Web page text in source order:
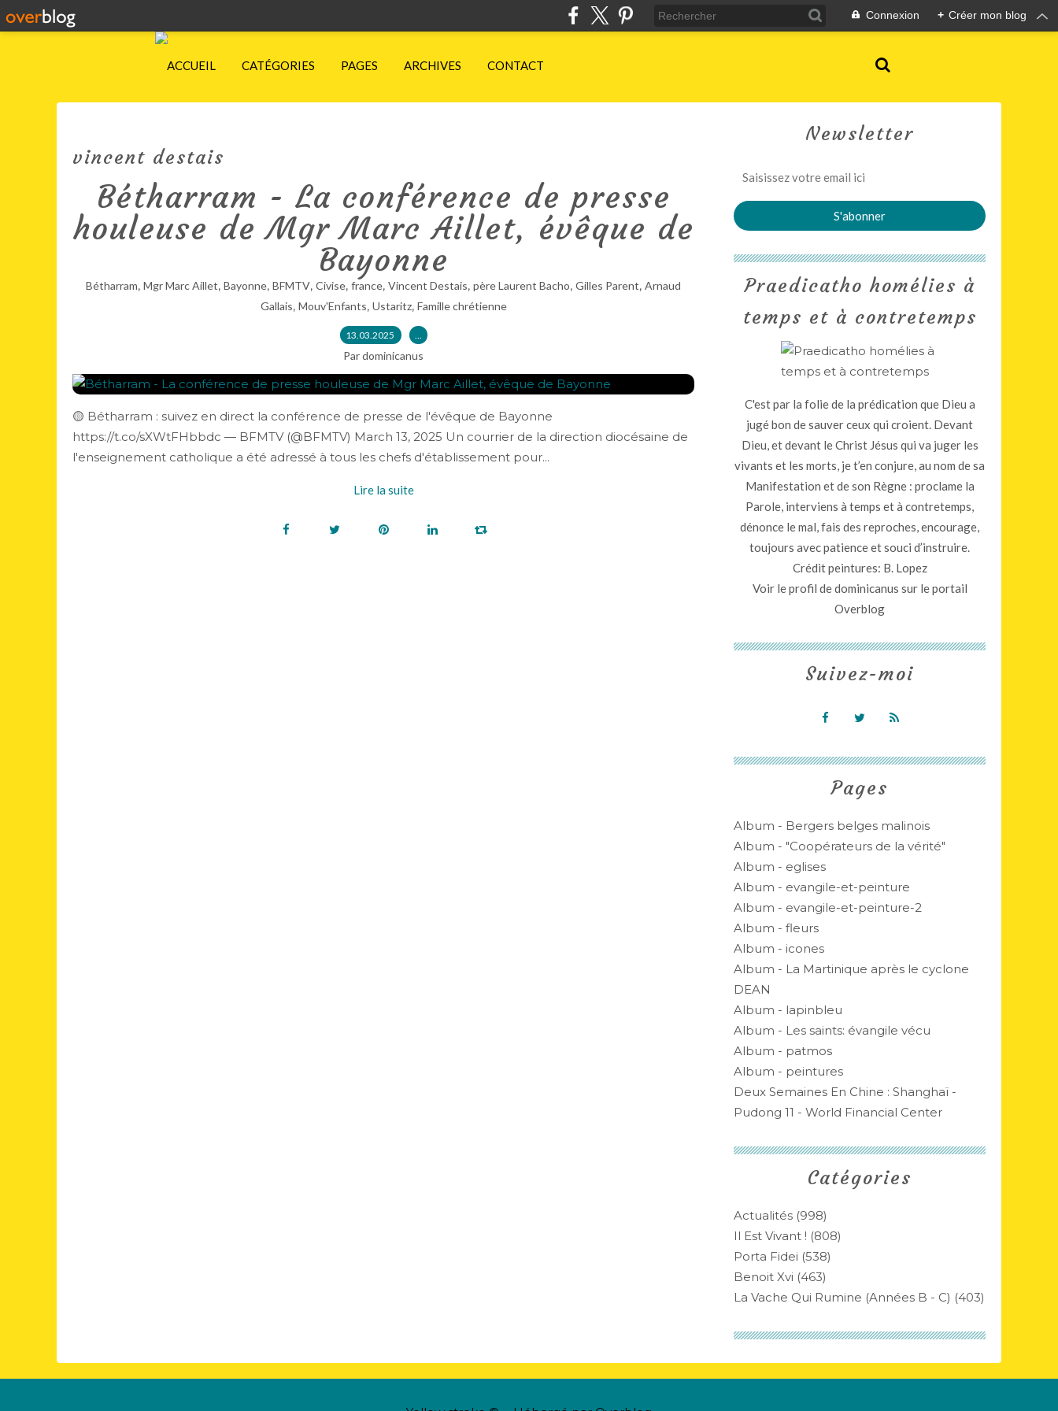
Connexion + Créer mon blog
ACCUEIL CATÉGORIES PAGES ARCHIVES CONTACT
vincent destais
Bétharram - La conférence de presse
houleuse de Mgr Marc Aillet, évêque de
Bayonne
Bétharram, Mgr Marc Aillet, Bayonne, BFMTV, Civise, france, Vincent Destais, père Laurent Bacho, Gilles Parent, Arnaud
Gallais, Mouv'Enfants, Ustaritz, Famille chrétienne
13.03.2025 …
Par dominicanus
🟡 Bétharram : suivez en direct la conférence de presse de l'évêque de Bayonne
https://t.co/sXWtFHbbdc — BFMTV (@BFMTV) March 13, 2025 Un courrier de la direction diocésaine de
l'enseignement catholique a été adressé à tous les chefs d'établissement pour...
Lire la suite
Newsletter
Catégories
Actualités (998)
Il Est Vivant ! (808)
Porta Fidei (538)
Benoit Xvi (463)
La Vache Qui Rumine (années B - C) (403)
Pages
Album - Bergers belges malinois
Album - "Coopérateurs de la vérité"
Album - eglises
Album - evangile-et-peinture
Album - evangile-et-peinture-2
Album - fleurs
Album - icones
Album - La Martinique après le cyclone
DEAN
Album - lapinbleu
Album - Les saints: évangile vécu
Album - patmos
Album - peintures
Deux Semaines En Chine : Shanghaï -
Pudong 11 - World Financial Center
Praedicatho homélies à
temps et à contretemps
C'est par la folie de la prédication que Dieu a
jugé bon de sauver ceux qui croient. Devant
Dieu, et devant le Christ Jésus qui va juger les
vivants et les morts, je t’en conjure, au nom de sa
Manifestation et de son Règne : proclame la
Parole, interviens à temps et à contretemps,
dénonce le mal, fais des reproches, encourage,
toujours avec patience et souci d’instruire.
Crédit peintures: B. Lopez
Voir le profil dedominicanus sur le portail
Overblog
Suivez-moi